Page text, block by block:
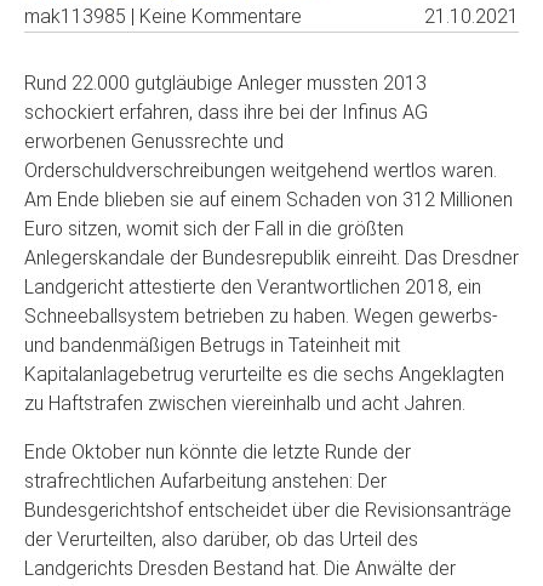
mak113985 | Keine Kommentare 21.10.2021
Rund 22.000 gutgläubige Anleger mussten 2013
schockiert erfahren, dass ihre bei der Infinus AG
erworbenen Genussrechte und
Orderschuldverschreibungen weitgehend wertlos waren.
Am Ende blieben sie auf einem Schaden von 312 Millionen
Euro sitzen, womit sich der Fall in die größten
Anlegerskandale der Bundesrepublik einreiht. Das Dresdner
Landgericht attestierte den Verantwortlichen 2018, ein
Schneeballsystem betrieben zu haben. Wegen gewerbs-
und bandenmäßigen Betrugs in Tateinheit mit
Kapitalanlagebetrug verurteilte es die sechs Angeklagten
zu Haftstrafen zwischen viereinhalb und acht Jahren.
Ende Oktober nun könnte die letzte Runde der
strafrechtlichen Aufarbeitung anstehen: Der
Bundesgerichtshof entscheidet über die Revisionsanträge
der Verurteilten, also darüber, ob das Urteil des
Landgerichts Dresden Bestand hat. Die Anwälte der